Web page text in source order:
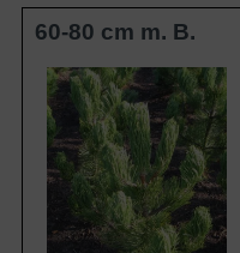
60-80 cm m. B.